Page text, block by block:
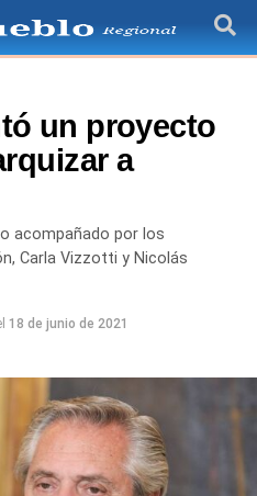
un proyecto
a
acompañado por los
Carla Vizzotti y Nicolás
18 de junio de 2021